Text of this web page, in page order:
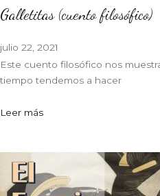
Galletitas (cuento filosófico)
julio 22, 2021
Este cuento filosófico nos
tiempo tendemos a hacer
Leer más